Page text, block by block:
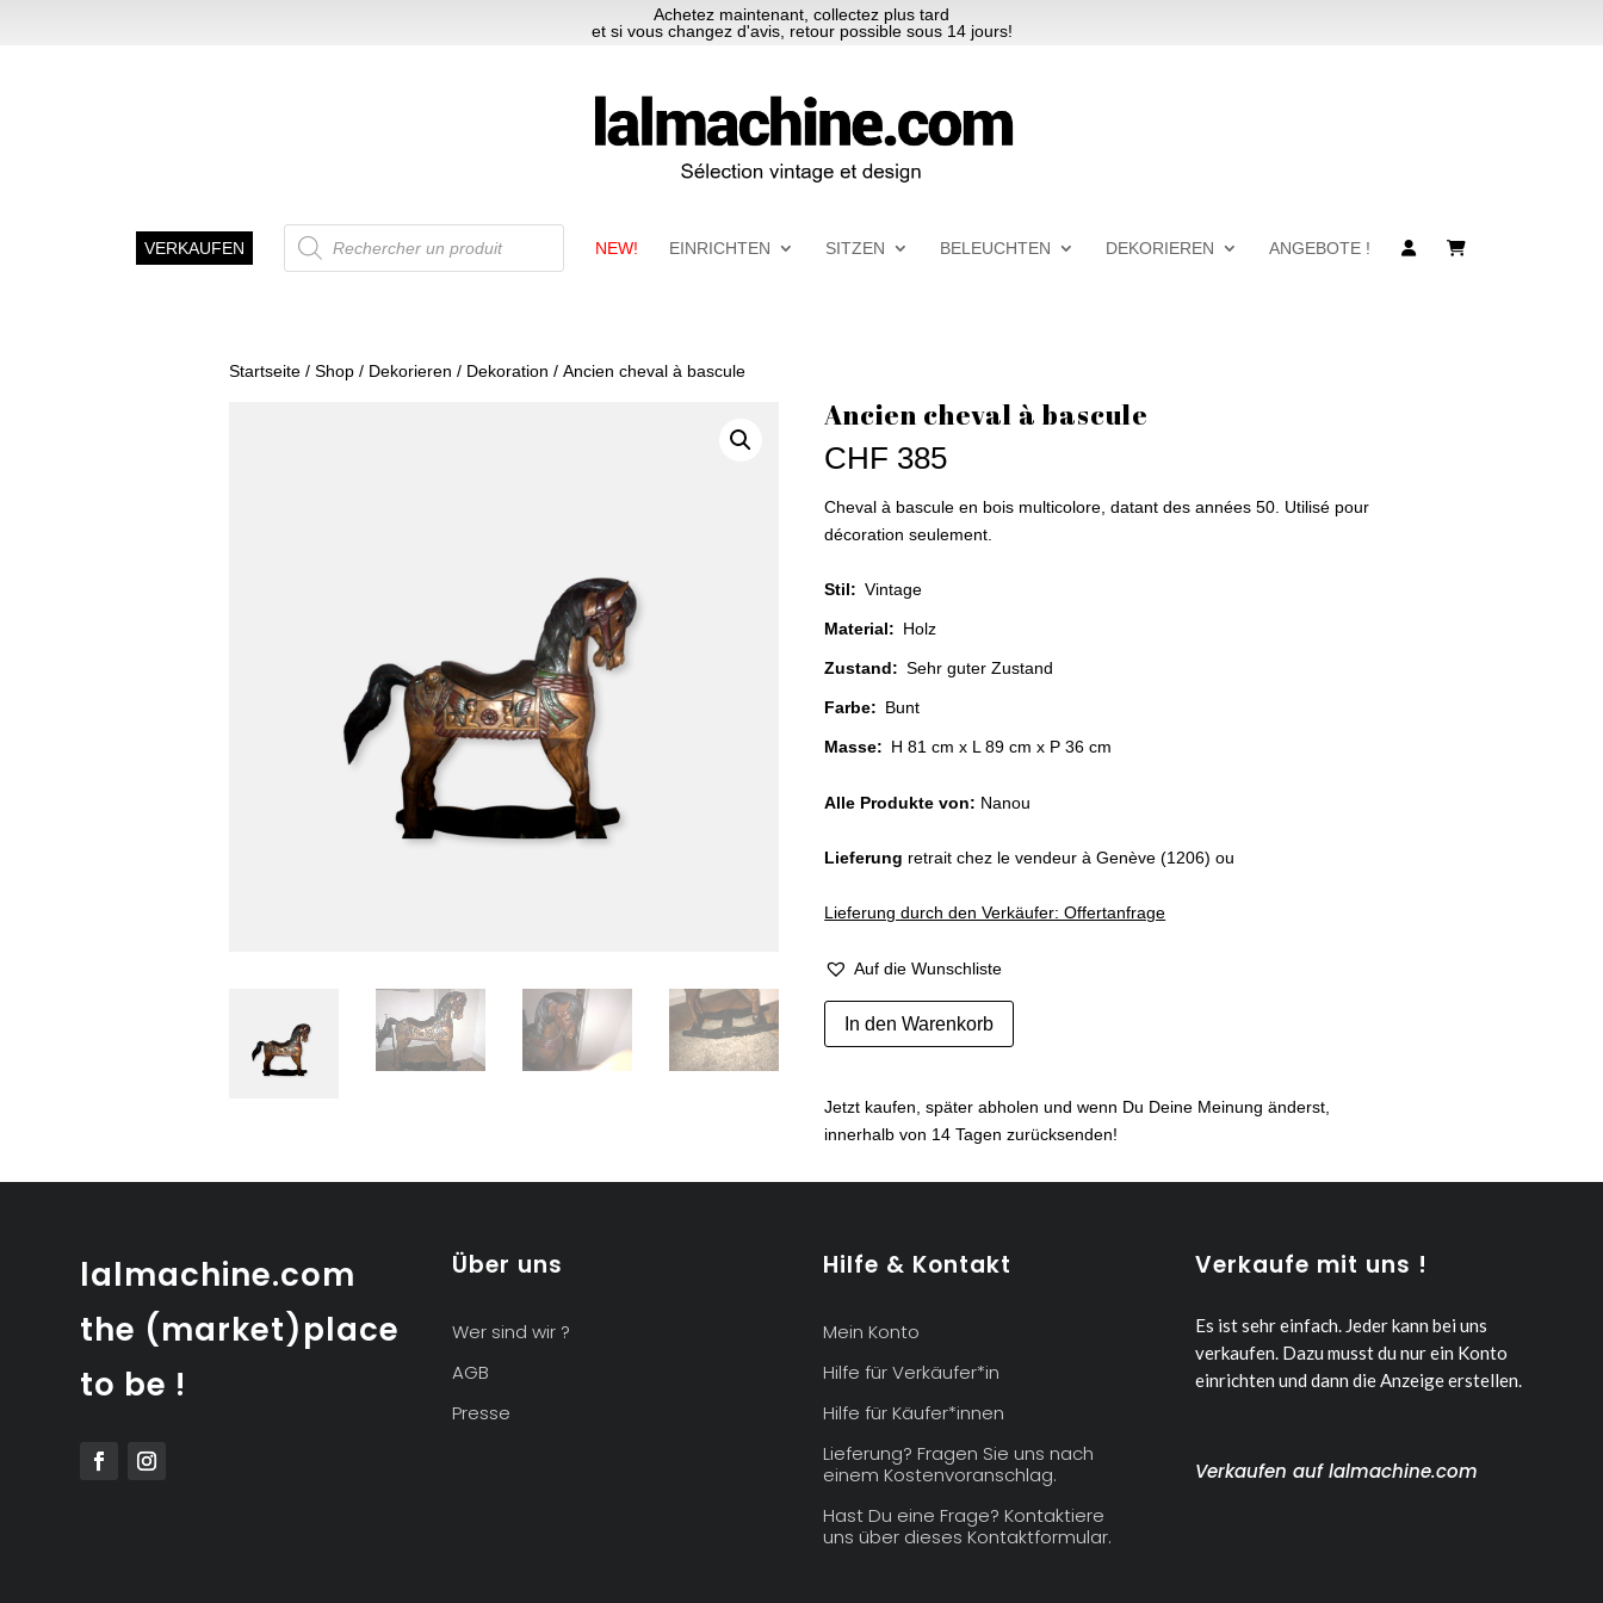
Achetez maintenant, collectez plus tard
et si vous changez d'avis, retour possible sous 14 jours!
VERKAUFEN
Recherche
de
produits
NEW! EINRICHTEN SITZEN BELEUCHTEN DEKORIEREN ANGEBOTE !
Startseite / Shop / Dekorieren / Dekoration / Ancien cheval à bascule
Ancien cheval à bascule
CHF 385
Cheval à bascule en bois multicolore, datant des années 50. Utilisé pour
décoration seulement.
Stil: Vintage
Material: Holz
Zustand: Sehr guter Zustand
Farbe: Bunt
Masse: H 81 cm x L 89 cm x P 36 cm
Alle Produkte von: Nanou
Lieferung retrait chez le vendeur à Genève (1206) ou
Lieferung durch den Verkäufer: Offertanfrage
Auf die Wunschliste
Ancien
cheval
In den Warenkorb
Jetzt kaufen, später abholen und wenn Du Deine Meinung änderst,
innerhalb von 14 Tagen zurücksenden!
lalmachine.com
the (market)place
to be !
Über uns
Wer sind wir ?
AGB
Presse
Hilfe & Kontakt
Mein Konto
Hilfe für Verkäufer*in
Hilfe für Käufer*innen
Lieferung? Fragen Sie uns nach
einem Kostenvoranschlag.
Hast Du eine Frage? Kontaktiere
uns über dieses Kontaktformular.
Verkaufe mit uns !
Es ist sehr einfach. Jeder kann bei uns
verkaufen. Dazu musst du nur ein Konto
einrichten und dann die Anzeige erstellen.
Verkaufen auf lalmachine.com